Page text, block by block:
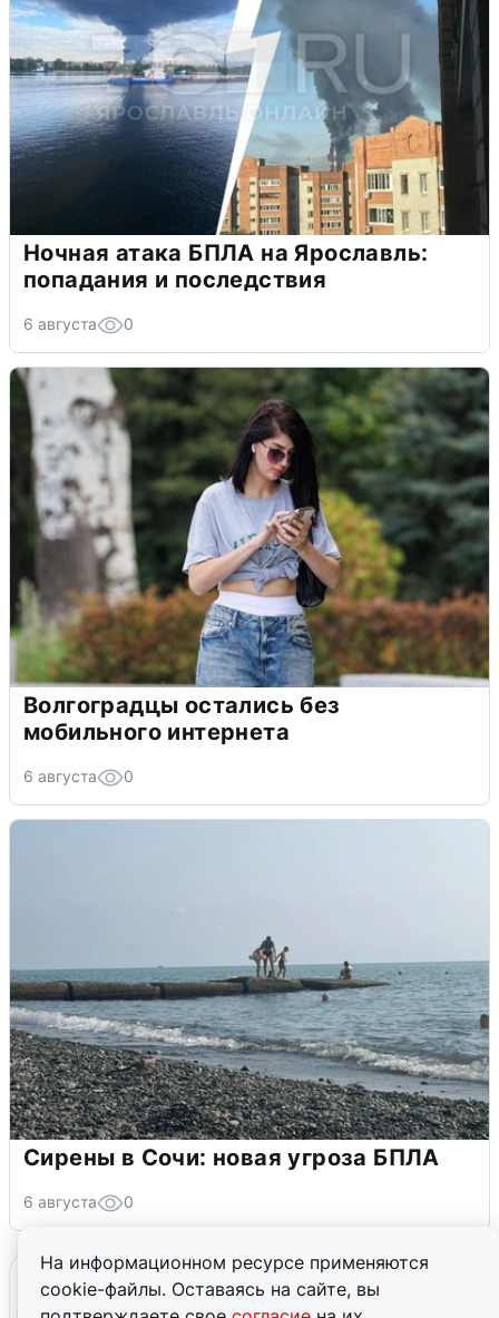
На информационном ресурсе применяются
cookie-файлы. Оставаясь на сайте, вы
Ночная атака БПЛА на Ярославль:
попадания и последствия
6 августа 0
Волгоградцы остались без
мобильного интернета
6 августа 0
Сирены в Сочи: новая угроза БПЛА
6 августа 0